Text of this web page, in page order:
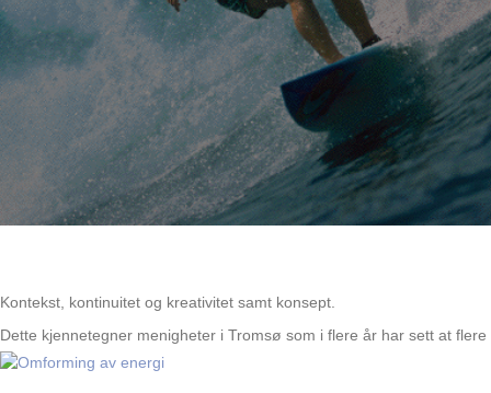
Kontekst, kontinuitet og kreativitet samt konsept.
Dette kjennetegner menigheter i Tromsø som i flere år har sett at flere